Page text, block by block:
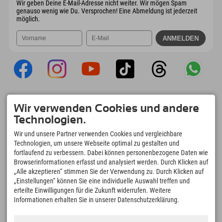
Wir geben Deine E-Mail-Adresse nicht weiter. Wir mögen Spam
genauso wenig wie Du. Versprochen! Eine Abmeldung ist jederzeit
möglich.
Explorer App
Upload Deiner #ExplorerMoments, Mein
Explorer To Go mit Buchungsübersicht,
Bucketlist, Restaurantübersicht uvm. Jetzt
downloaden!
Zeit für Explorer Moments
166
Bergseen und Erlebnisbäder
4.634km
Pisten zum Skifahren und
Snowboarden
Wir verwenden Cookies und andere
Technologien.
Wir und unsere Partner verwenden Cookies und vergleichbare
Technologien, um unsere Webseite optimal zu gestalten und
fortlaufend zu verbessern. Dabei können personenbezogene Daten wie
Browserinformationen erfasst und analysiert werden. Durch Klicken auf
„Alle akzeptieren“ stimmen Sie der Verwendung zu. Durch Klicken auf
„Einstellungen“ können Sie eine individuelle Auswahl treffen und
erteilte Einwilligungen für die Zukunft widerrufen. Weitere
Informationen erhalten Sie in unserer Datenschutzerklärung.